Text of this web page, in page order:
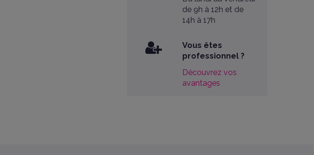
de 9h à 12h et de
14h à 17h
Vous êtes
professionnel ?
Découvrez vos
avantages